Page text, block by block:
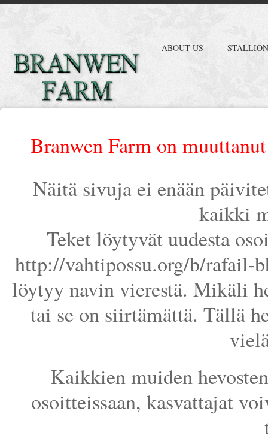
ABOUT US
Branwen Farm on
Näitä sivuja ei enään
kaikki
Teket löytyvät uudesta
http://vahtipossu.org/b/rafail-
löytyy navin vierestä. Mikäli
tai se on siirtämättä. Tällä
Kaikkien muiden
osoitteissaan, kasvattajat